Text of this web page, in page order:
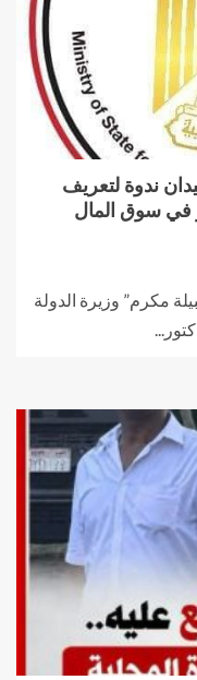
ندوة لتعريف
في سوق المال
مكرم” وزيرة الدولة